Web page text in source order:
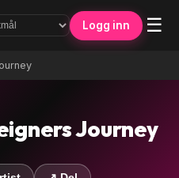
Logg inn ☰
Journey